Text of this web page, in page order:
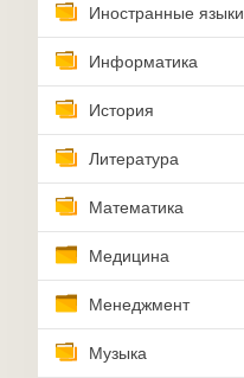
Иностранные языки
Информатика
История
Литература
Математика
Медицина
Менеджмент
Музыка